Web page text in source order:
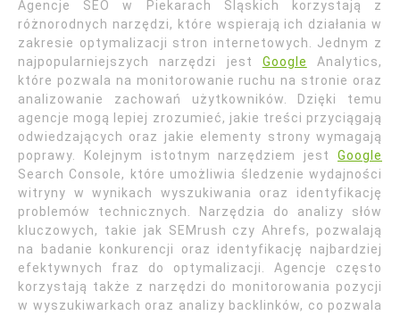
Agencje SEO w Piekarach Śląskich korzystają z
różnorodnych narzędzi, które wspierają ich działania w
zakresie optymalizacji stron internetowych. Jednym z
najpopularniejszych narzędzi jest Google
Analytics,
które pozwala na monitorowanie ruchu na stronie oraz
analizowanie zachowań użytkowników. Dzięki temu
agencje mogą lepiej zrozumieć, jakie treści przyciągają
odwiedzających oraz jakie elementy strony wymagają
poprawy. Kolejnym istotnym narzędziem jest Google
Search Console, które umożliwia śledzenie wydajności
witryny w wynikach wyszukiwania oraz identyfikację
problemów technicznych. Narzędzia do analizy słów
kluczowych, takie jak SEMrush czy Ahrefs, pozwalają
na badanie konkurencji oraz identyfikację najbardziej
efektywnych fraz do optymalizacji. Agencje często
korzystają także z narzędzi do monitorowania pozycji
w wyszukiwarkach oraz analizy backlinków, co pozwala